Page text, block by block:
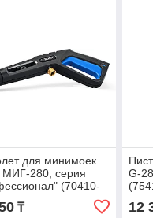
для минимоек
МИГ-280, серия
(70410-
₸
G-
12